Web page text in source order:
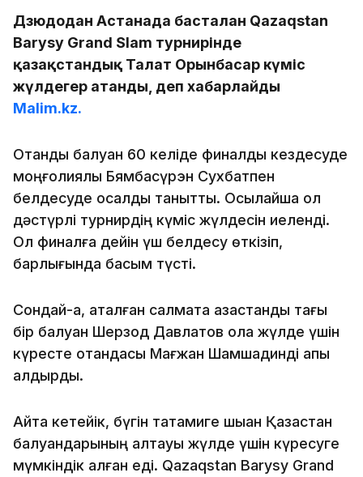
Дзюдодан Астанада басталған Qazaqstan
Barysy Grand Slam турнирінде
қазақстандық Талғат Орынбасар күміс
жүлдегер атанды, деп хабарлайды
Malim.kz.
Отандық балуан 60 келіде финалдық кездесуде
моңғолиялық Бямбасүрэн Сухбатпен
белдесуде осалдық танытты. Осылайша ол
дәстүрлі турнирдің күміс жүлдесін иеленді.
Ол финалға дейін үш белдесу өткізіп,
барлығында басым түсті.
Сондай-ақ, аталған салмақта қазақстандық тағы
бір балуан Шерзод Давлатов қола жүлде үшін
күресте отандасы Мағжан Шамшадинді қапы
қалдырды.
Айта кетейік, бүгін татамиге шыққан Қазақстан
балуандарының алтауы жүлде үшін күресуге
мүмкіндік алған еді. Qazaqstan Barysy Grand